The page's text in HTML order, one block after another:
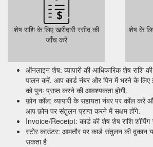
शेष राशि के लिए खरीदारी रसीद की
जाँच करें
शेष के
ऑनलाइन शेष: व्यापारी की आधिकारिक शेष राशि
पालन करें. आप कार्ड नंबर और पिन में भरने के
को पुनः प्राप्त करने की आवश्यकता होगी.
फ़ोन कॉल: व्यापारी के सहायता नंबर पर कॉल करें
आप फ़ोन पर संतुलन प्राप्त करने में सक्षम होंगे.
Invoice/Receipt: कार्ड की शेष शेष राशि शॉपिंग
स्टोर काउंटर: आमतौर पर कार्ड संतुलन की दुकान
सकता है